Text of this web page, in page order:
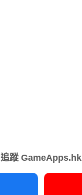
追蹤 GameApps.hk